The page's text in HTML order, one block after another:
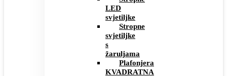
LED
svjetiljke
Stropne
svjetiljke
s
žaruljama
Plafonjera
KVADRATNA